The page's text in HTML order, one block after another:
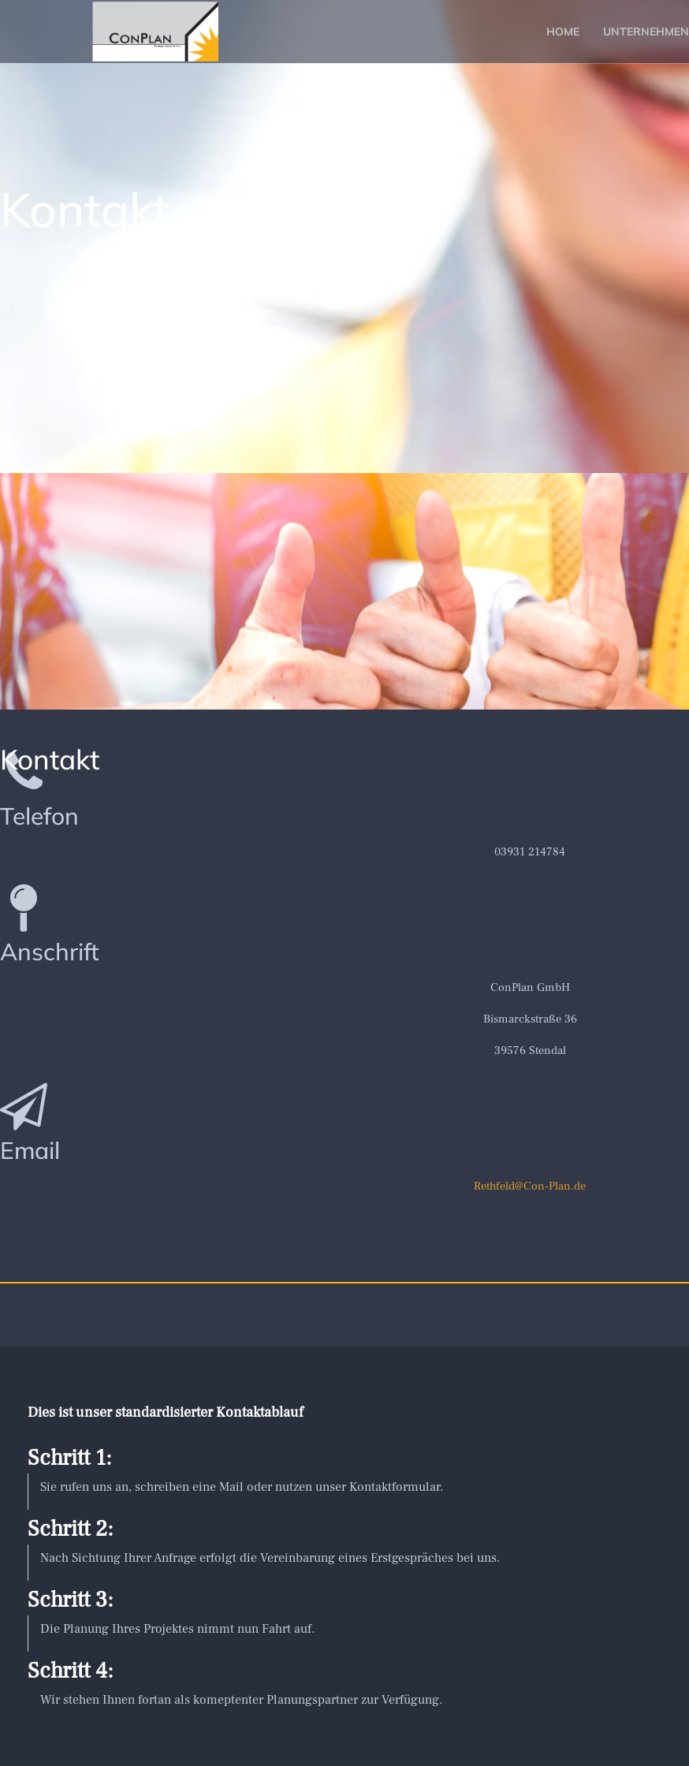
HOME UNTERNEHMEN
Kontakt
Kontakt
Telefon
03931 214784
Anschrift
ConPlan GmbH
Bismarckstraße 36
39576 Stendal
Email
Rethfeld@Con-Plan.de
Dies ist unser standardisierter Kontaktablauf
Schritt 1:
Sie rufen uns an, schreiben eine Mail oder nutzen unser Kontaktformular.
Schritt 2:
Nach Sichtung Ihrer Anfrage erfolgt die Vereinbarung eines Erstgespräches bei uns.
Schritt 3:
Die Planung Ihres Projektes nimmt nun Fahrt auf.
Schritt 4:
Wir stehen Ihnen fortan als komeptenter Planungspartner zur Verfügung.